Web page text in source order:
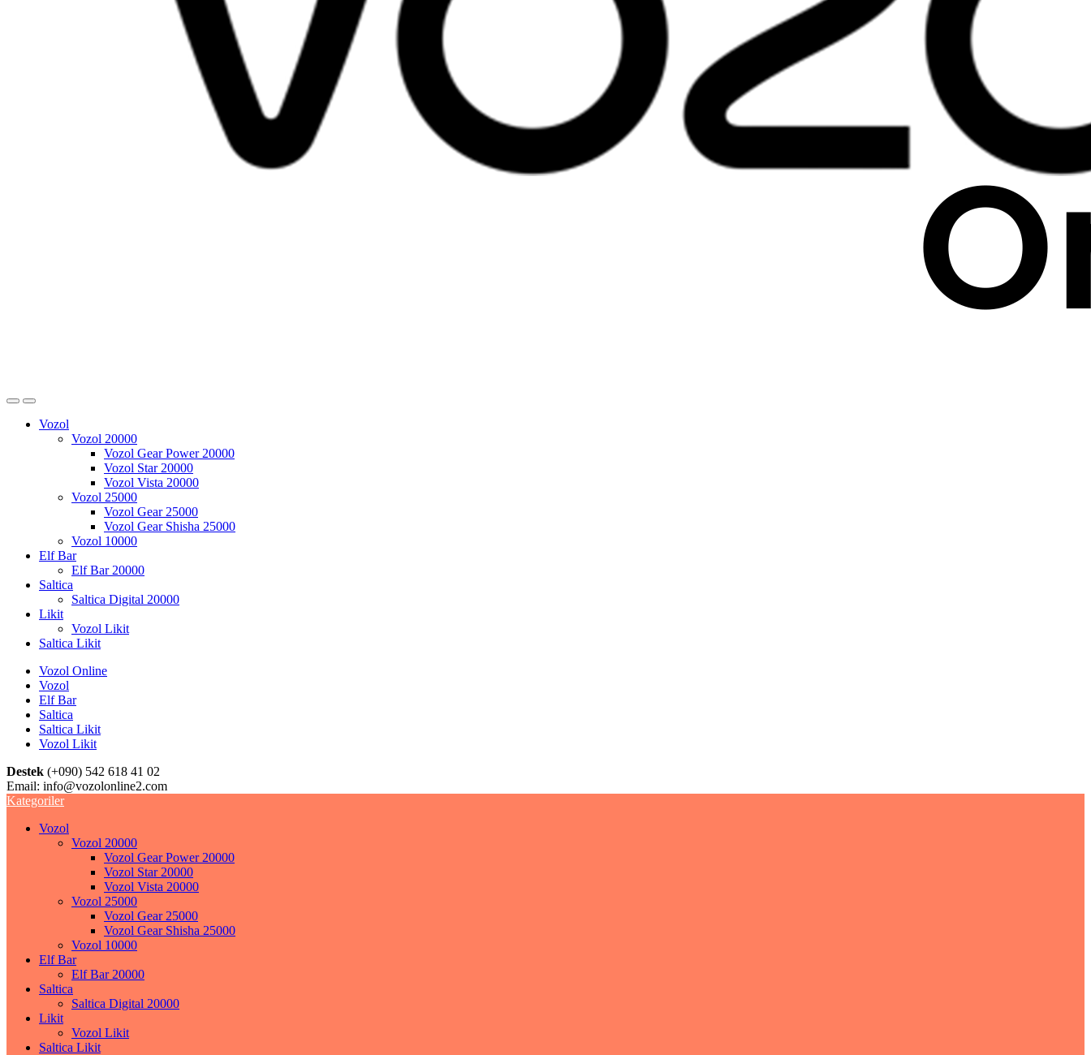
Vozol
Vozol 20000
Vozol Gear Power 20000
Vozol Star 20000
Vozol Vista 20000
Vozol 25000
Vozol Gear 25000
Vozol Gear Shisha 25000
Vozol 10000
Elf Bar
Elf Bar 20000
Saltica
Saltica Digital 20000
Likit
Vozol Likit
Saltica Likit
Vozol Online
Vozol
Elf Bar
Saltica
Saltica Likit
Vozol Likit
Destek (+090) 542 618 41 02
Email: info@vozolonline2.com
Kategoriler
Vozol
Vozol 20000
Vozol Gear Power 20000
Vozol Star 20000
Vozol Vista 20000
Vozol 25000
Vozol Gear 25000
Vozol Gear Shisha 25000
Vozol 10000
Elf Bar
Elf Bar 20000
Saltica
Saltica Digital 20000
Likit
Vozol Likit
Saltica Likit